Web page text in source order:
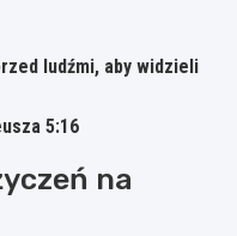
ludźmi, aby widzieli
5:16
na